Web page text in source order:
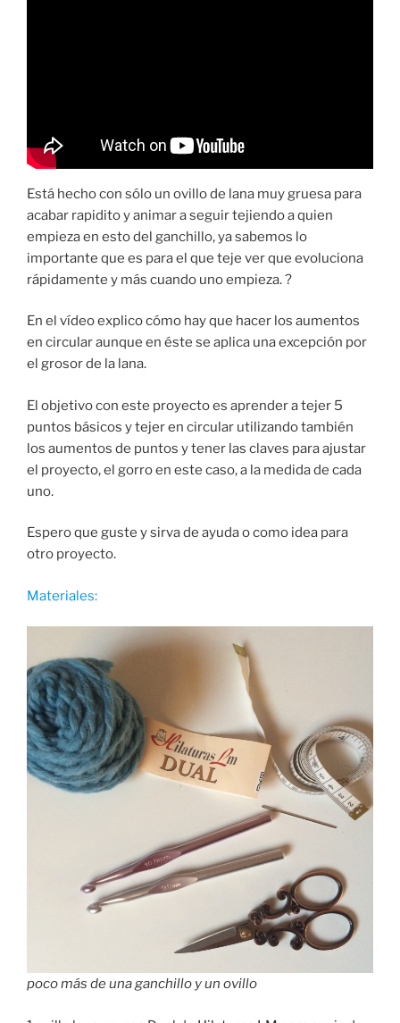
Está hecho con sólo un ovillo de lana muy gruesa para
acabar rapidito y animar a seguir tejiendo a quien
empieza en esto del ganchillo, ya sabemos lo
importante que es para el que teje ver que evoluciona
rápidamente y más cuando uno empieza. ?
En el vídeo explico cómo hay que hacer los aumentos
en circular aunque en éste se aplica una excepción por
el grosor de la lana.
El objetivo con este proyecto es aprender a tejer 5
puntos básicos y tejer en circular utilizando también
los aumentos de puntos y tener las claves para ajustar
el proyecto, el gorro en este caso, a la medida de cada
uno.
Espero que guste y sirva de ayuda o como idea para
otro proyecto.
Materiales:
poco más de una ganchillo y un ovillo